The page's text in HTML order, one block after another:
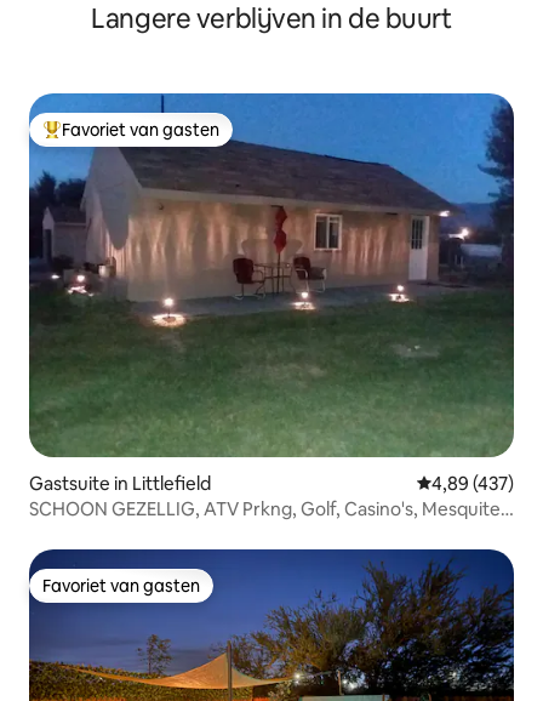
Langere verblijven in de buurt
Topfavoriet van gasten
Favoriet van gasten
Gastsuite in Littlefield Gemiddelde
4,89 (437)
SCHOON GEZELLIG, ATV Prkng, Golf, Casino's, Mesquite,
Favoriet van gasten
Favoriet van gasten